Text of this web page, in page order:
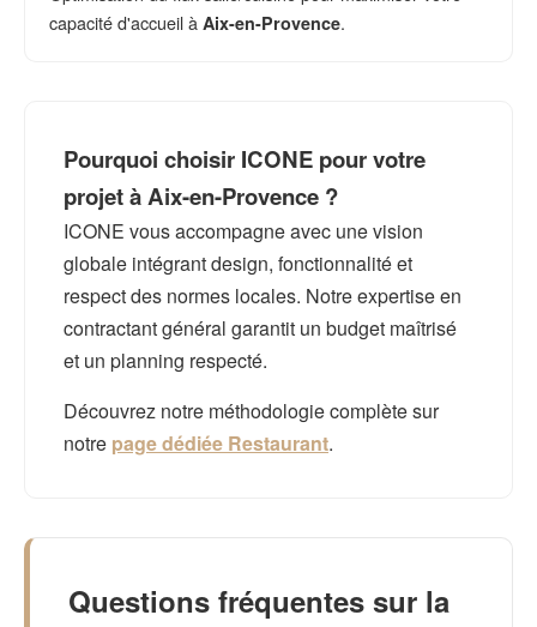
capacité d'accueil à Aix-en-Provence.
Pourquoi choisir ICONE pour votre
projet à Aix-en-Provence ?
ICONE vous accompagne avec une vision
globale intégrant design, fonctionnalité et
respect des normes locales. Notre expertise en
contractant général garantit un budget maîtrisé
et un planning respecté.
Découvrez notre méthodologie complète sur
notre page dédiée Restaurant.
Questions fréquentes sur la